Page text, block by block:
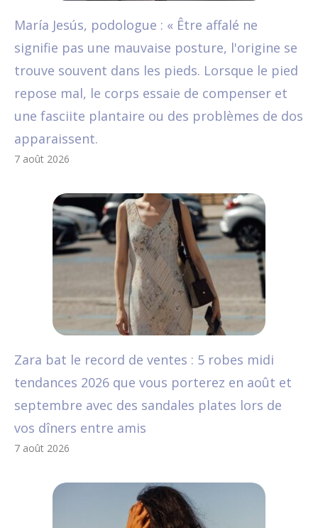
María Jesús, podologue : « Être affalé ne
signifie pas une mauvaise posture, l'origine se
trouve souvent dans les pieds. Lorsque le pied
repose mal, le corps essaie de compenser et
une fasciite plantaire ou des problèmes de dos
apparaissent.
7 août 2026
Zara bat le record de ventes : 5 robes midi
tendances 2026 que vous porterez en août et
septembre avec des sandales plates lors de
vos dîners entre amis
7 août 2026